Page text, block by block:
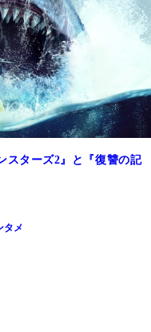
スターズ2』と『復讐の記
タメ